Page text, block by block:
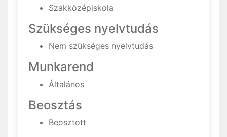
Szakközépiskola
Szükséges nyelvtudás
Nem szükséges nyelvtudás
Munkarend
Általános
Beosztás
Beosztott